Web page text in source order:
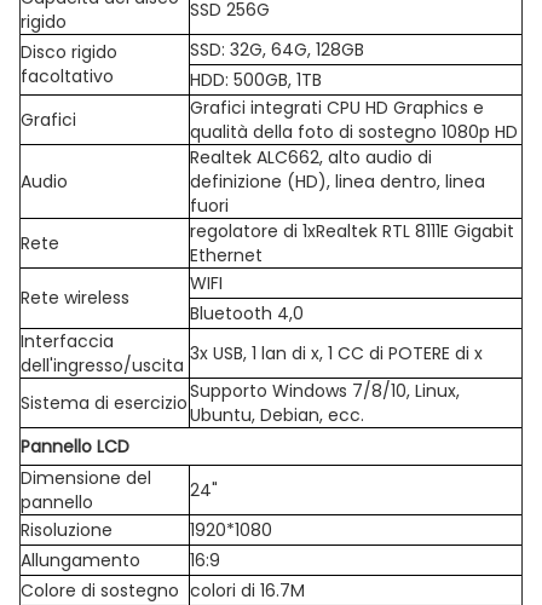
rigido
SSD 256G
Disco rigido
facoltativo
SSD: 32G, 64G, 128GB
HDD: 500GB, 1TB
Grafici
Grafici integrati CPU HD Graphics e
qualità della foto di sostegno 1080p HD
Audio
Realtek ALC662, alto audio di
definizione (HD), linea dentro, linea
fuori
Rete
regolatore di 1xRealtek RTL 8111E Gigabit
Ethernet
Rete wireless
WIFI
Bluetooth 4,0
Interfaccia
dell'ingresso/uscita 3x USB, 1 lan di x, 1 CC di POTERE di x
Sistema di esercizioSupporto Windows 7/8/10, Linux,
Ubuntu, Debian, ecc.
Pannello LCD
Dimensione del
pannello
24"
Risoluzione
1920*1080
Allungamento
16:9
Colore di sostegno colori di 16.7M